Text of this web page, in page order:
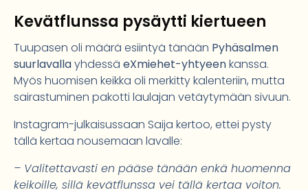
Kevätflunssa pysäytti kiertueen
Tuupasen oli määrä esiintyä tänään Pyhäsalmen
suurlavallayhdessä eXmiehet-yhtyeenkanssa.
Myös huomisen keikka oli merkitty kalenteriin, mutta
sairastuminen pakotti laulajan vetäytymään sivuun.
Instagram-julkaisussaan Saija kertoo, ettei pysty
tällä kertaa nousemaan lavalle:
– Valitettavasti en pääse tänään enkä huomenna
keikoille, sillä kevätflunssa vei tällä kertaa voiton.